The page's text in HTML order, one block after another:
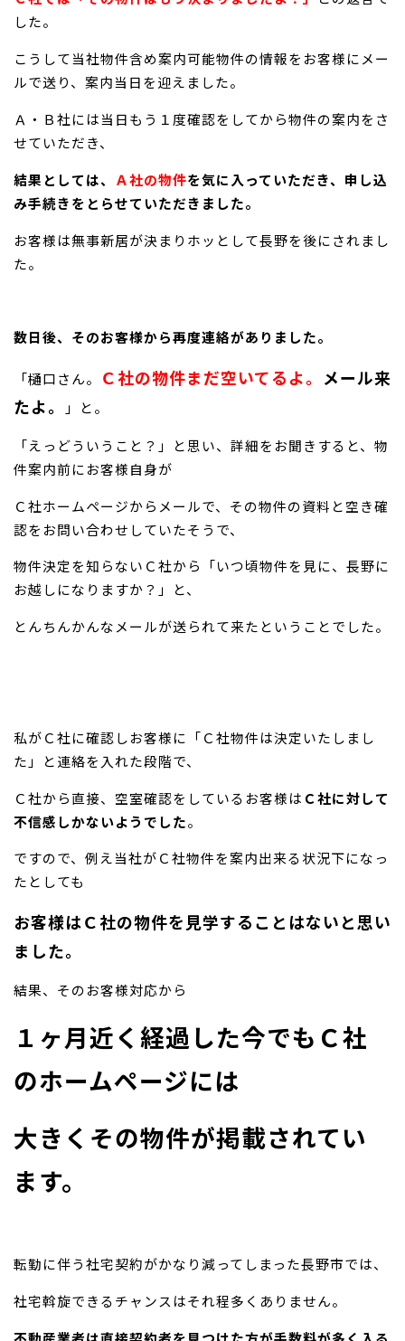
した。
こうして当社物件含め案内可能物件の情報をお客様にメー
ルで送り、案内当日を迎えました。
Ａ・Ｂ社には当日もう１度確認をしてから物件の案内をさ
せていただき、
結果としては、 Ａ社の物件を気に入っていただき、申し込
み手続きをとらせていただきました。
お客様は無事新居が決まりホッとして長野を後にされまし
た。
数日後、そのお客様から再度連絡がありました。
「樋口さん。 Ｃ社の物件まだ空いてるよ。 メール来
たよ。
」と。
「えっどういうこと？」と思い、詳細をお聞きすると、物
件案内前にお客様自身が
Ｃ社ホームページからメールで、その物件の資料と空き確
認をお問い合わせしていたそうで、
物件決定を知らないＣ社から「いつ頃物件を見に、長野に
お越しになりますか？」と、
とんちんかんなメールが送られて来たということでした。
私がＣ社に確認しお客様に「Ｃ社物件は決定いたしまし
た」と連絡を入れた段階で、
Ｃ社から直接、空室確認をしているお客様は Ｃ社に対して
不信感しかないようでした。
ですので、例え当社がＣ社物件を案内出来る状況下になっ
たとしても
お客様はＣ社の物件を見学することはないと思い
ました。
結果、そのお客様対応から
１ヶ月近く経過した今でもＣ社
のホームページには
大きくその物件が掲載されてい
ます。
転勤に伴う社宅契約がかなり減ってしまった長野市では、
社宅斡旋できるチャンスはそれ程多くありません。